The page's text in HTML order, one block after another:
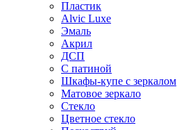
Пластик
Alvic Luxe
Эмаль
Акрил
ДСП
С патиной
Шкафы-купе с зеркалом
Матовое зеркало
Стекло
Цветное стекло